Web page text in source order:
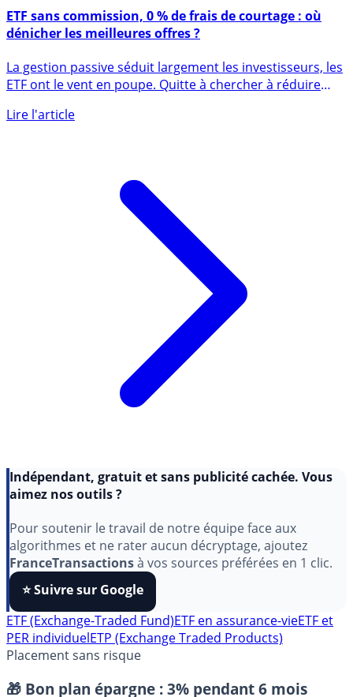
12 mars 2024
dénicher les meilleures offres ?
ETF ont le vent en poupe. Quitte à chercher à réduire
aimez nos outils ?
Pour soutenir le travail de notre équipe face aux
algorithmes et ne rater aucun décryptage, ajoutez
FranceTransactionsà vos sources préférées en 1 clic.
⭐️ Suivre sur Google
ETF (Exchange-Traded Fund)
Placement sans risque